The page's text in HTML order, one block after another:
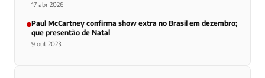
17 abr 2026
Paul McCartney confirma show extra no Brasil em dezembro;
que presentão de Natal
9 out 2023